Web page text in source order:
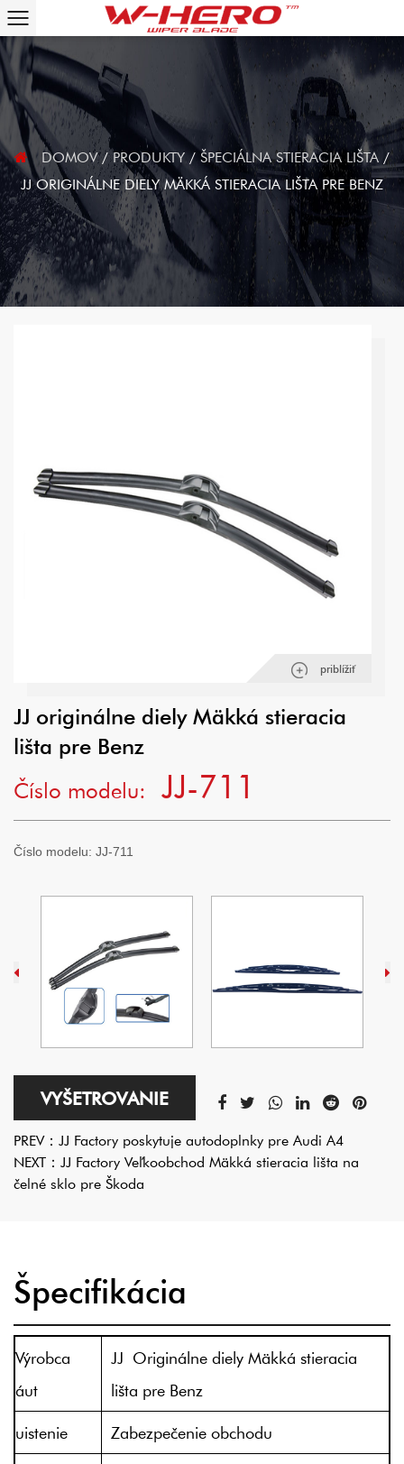
DOMOV/PRODUKTY/ ŠPECIÁLNA STIERACIA LIŠTA /
JJ ORIGINÁLNE DIELY MÄKKÁ STIERACIA LIŠTA PRE BENZ
priblížiť
JJ originálne diely Mäkká stieracia
lišta pre Benz
Číslo modelu:
JJ-711
Číslo modelu: JJ-711
VYŠETROVANIE
PREV： JJ Factory poskytuje autodoplnky pre Audi A4
NEXT： JJ Factory Veľkoobchod Mäkká stieracia lišta na
čelné sklo pre Škoda
Špecifikácia
Výrobca
áut
JJ Originálne diely Mäkká stieracia
lišta pre Benz
uistenie
Zabezpečenie obchodu